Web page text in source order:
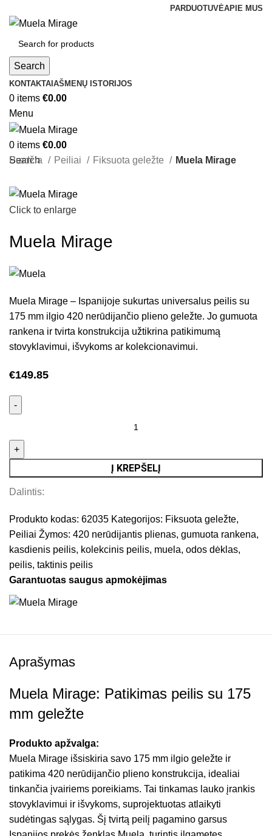
PARDUOTUVĖAPIE MUS
Search
KONTAKTAI AŠMENŲ ISTORIJOS
0 items €0.00
Menu
0 items €0.00
Search
Pradžia Peiliai Fiksuota geležte Muela Mirage
Click to enlarge
Muela Mirage
Muela Mirage – Ispanijoje sukurtas universalus peilis su
175 mm ilgio 420 nerūdijančio plieno geležte. Jo gumuota
rankena ir tvirta konstrukcija užtikrina patikimumą
stovyklavimui, išvykoms ar kolekcionavimui.
€149.85
Į KREPŠELĮ
Dalintis:
Produkto kodas:62035 Kategorijos: Fiksuota geležte,
Peiliai Žymos: 420 nerūdijantis plienas, gumuota rankena,
kasdienis peilis, kolekcinis peilis, muela, odos dėklas,
peilis, taktinis peilis
Garantuotas saugus apmokėjimas
Aprašymas
Muela Mirage: Patikimas peilis su 175
mm geležte
Produkto apžvalga:
Muela Mirage išsiskiria savo 175 mm ilgio geležte ir
patikima 420 nerūdijančio plieno konstrukcija, idealiai
tinkančia įvairiems poreikiams. Tai tinkamas lauko įrankis
stovyklavimui ir išvykoms, suprojektuotas atlaikyti
sudėtingas sąlygas. Šį tvirtą peilį pagamino garsus